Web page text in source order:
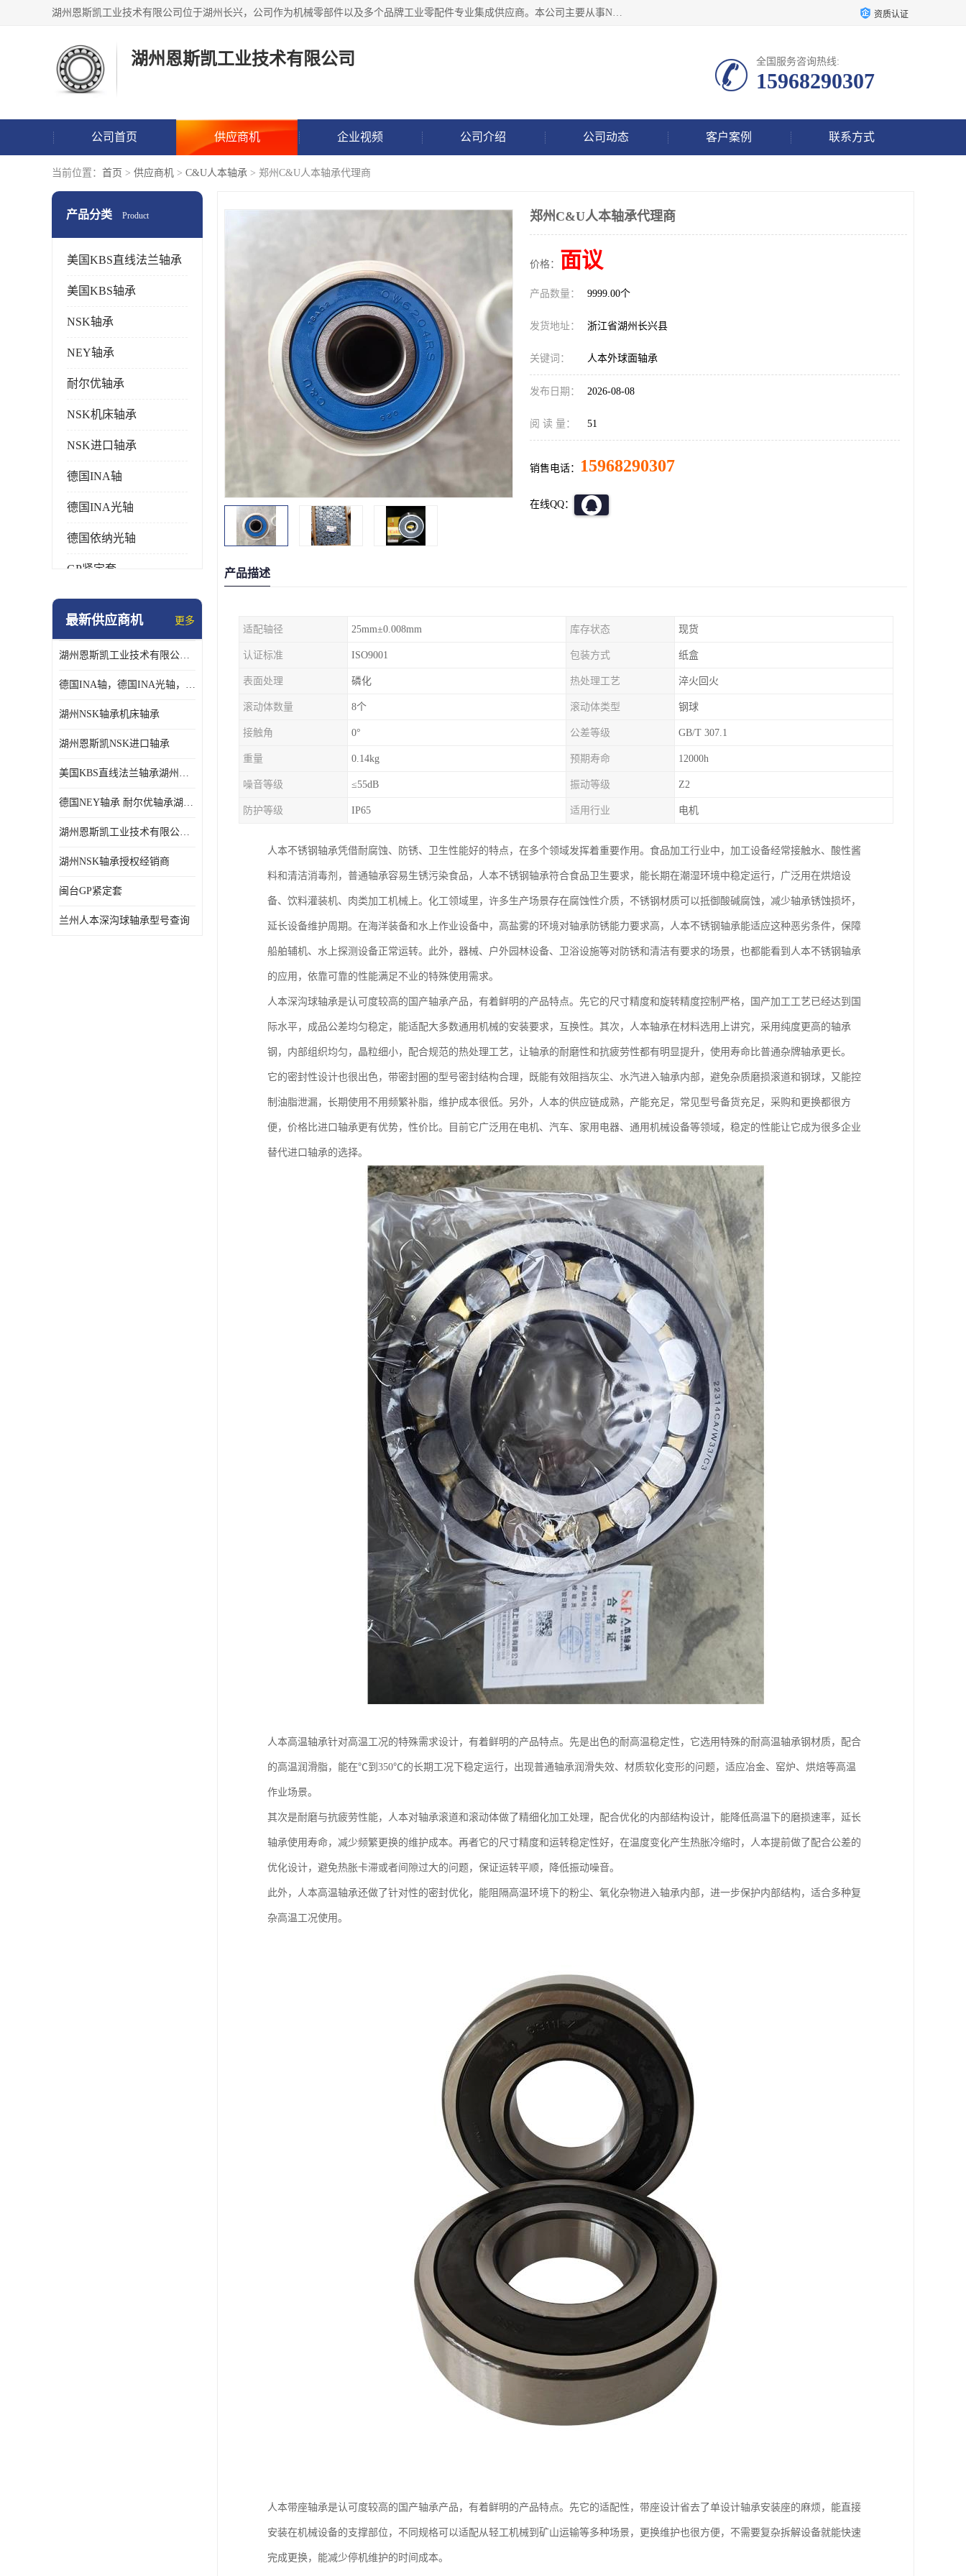
湖州恩斯凯工业技术有限公司位于湖州长兴，公司作为机械零部件以及多个品牌工业零配件专业集成供应商。本公司主要从事NSK进口轴承、SKF进口轴承、FAG进口轴承、NTN进口轴承、国产轴承：ZWZ、HRB、C&U轴承外球面轴承、导轨、丝杠、滑块、 润滑油、工业皮带及其他工业零部件的销售. 资质认证
湖州恩斯凯工业技术有限公司 全国服务咨询热线:
15968290307
公司首页 供应商机 企业视频 公司介绍 公司动态 客户案例 联系方式
当前位置： 首页 > 供应商机 > C&U人本轴承 > 郑州C&U人本轴承代理商
产品分类 Product
美国KBS直线法兰轴承
美国KBS轴承
NSK轴承
NEY轴承
耐尔优轴承
NSK机床轴承
NSK进口轴承
德国INA轴
德国INA光轴
德国依纳光轴
GP紧定套
SKF轴承
日本NSK进口轴承
德国INA进口轴承
最新供应商机 更多
湖州恩斯凯工业技术有限公司 湖州NSK轴承
德国INA轴，德国INA光轴，德国依纳光轴
湖州NSK轴承机床轴承
湖州恩斯凯NSK进口轴承
美国KBS直线法兰轴承湖州KBS轴承
德国NEY轴承 耐尔优轴承湖州代理商
湖州恩斯凯工业技术有限公司NSK轴承*经销商
湖州NSK轴承授权经销商
闽台GP紧定套
兰州人本深沟球轴承型号查询
郑州C&U人本轴承代理商
价格： 面议
产品数量： 9999.00个
发货地址： 浙江省湖州长兴县
关键词： 人本外球面轴承
发布日期： 2026-08-08
阅 读 量： 51
销售电话： 15968290307
在线QQ：
产品描述
适配轴径 25mm±0.008mm 库存状态 现货
认证标准 ISO9001 包装方式 纸盒
表面处理 磷化 热处理工艺 淬火回火
滚动体数量 8个 滚动体类型 钢球
接触角 0° 公差等级 GB/T 307.1
重量 0.14kg 预期寿命 12000h
噪音等级 ≤55dB 振动等级 Z2
防护等级 IP65 适用行业 电机
人本不锈钢轴承凭借耐腐蚀、防锈、卫生性能好的特点，在多个领域发挥着重要作用。食品加工行业中，加工设备经常接触水、酸性酱
料和清洁消毒剂，普通轴承容易生锈污染食品，人本不锈钢轴承符合食品卫生要求，能长期在潮湿环境中稳定运行，广泛用在烘焙设
备、饮料灌装机、肉类加工机械上。化工领域里，许多生产场景存在腐蚀性介质，不锈钢材质可以抵御酸碱腐蚀，减少轴承锈蚀损坏，
延长设备维护周期。在海洋装备和水上作业设备中，高盐雾的环境对轴承防锈能力要求高，人本不锈钢轴承能适应这种恶劣条件，保障
船舶辅机、水上探测设备正常运转。此外，器械、户外园林设备、卫浴设施等对防锈和清洁有要求的场景，也都能看到人本不锈钢轴承
的应用，依靠可靠的性能满足不业的特殊使用需求。
人本深沟球轴承是认可度较高的国产轴承产品，有着鲜明的产品特点。先它的尺寸精度和旋转精度控制严格，国产加工工艺已经达到国
际水平，成品公差均匀稳定，能适配大多数通用机械的安装要求，互换性。其次，人本轴承在材料选用上讲究，采用纯度更高的轴承
钢，内部组织均匀，晶粒细小，配合规范的热处理工艺，让轴承的耐磨性和抗疲劳性都有明显提升，使用寿命比普通杂牌轴承更长。
它的密封性设计也很出色，带密封圈的型号密封结构合理，既能有效阻挡灰尘、水汽进入轴承内部，避免杂质磨损滚道和钢球，又能控
制油脂泄漏，长期使用不用频繁补脂，维护成本很低。另外，人本的供应链成熟，产能充足，常见型号备货充足，采购和更换都很方
便，价格比进口轴承更有优势，性价比。目前它广泛用在电机、汽车、家用电器、通用机械设备等领域，稳定的性能让它成为很多企业
替代进口轴承的选择。
人本高温轴承针对高温工况的特殊需求设计，有着鲜明的产品特点。先是出色的耐高温稳定性，它选用特殊的耐高温轴承钢材质，配合
的高温润滑脂，能在℃到350℃的长期工况下稳定运行，出现普通轴承润滑失效、材质软化变形的问题，适应冶金、窑炉、烘焙等高温
作业场景。
其次是耐磨与抗疲劳性能，人本对轴承滚道和滚动体做了精细化加工处理，配合优化的内部结构设计，能降低高温下的磨损速率，延长
轴承使用寿命，减少频繁更换的维护成本。再者它的尺寸精度和运转稳定性好，在温度变化产生热胀冷缩时，人本提前做了配合公差的
优化设计，避免热胀卡滞或者间隙过大的问题，保证运转平顺，降低振动噪音。
此外，人本高温轴承还做了针对性的密封优化，能阻隔高温环境下的粉尘、氧化杂物进入轴承内部，进一步保护内部结构，适合多种复
杂高温工况使用。
人本带座轴承是认可度较高的国产轴承产品，有着鲜明的产品特点。先它的适配性，带座设计省去了单设计轴承安装座的麻烦，能直接
安装在机械设备的支撑部位，不同规格可以适配从轻工机械到矿山运输等多种场景，更换维护也很方便，不需要复杂拆解设备就能快速
完成更换，能减少停机维护的时间成本。